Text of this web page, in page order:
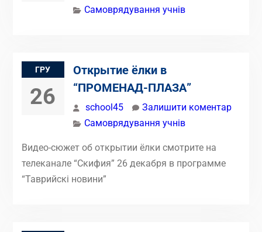
Самоврядування учнів
ГРУ
26
Открытие ёлки в
“ПРОМЕНАД-ПЛАЗА”
school45
Залишити коментар
Самоврядування учнів
Видео-сюжет об открытии ёлки смотрите на
телеканале “Скифия” 26 декабря в программе
“Таврийскі новини”